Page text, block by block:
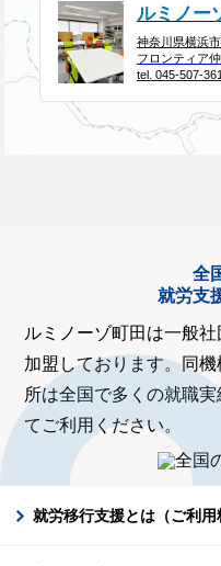
ルミノー
神奈川県横浜
フロンティア
tel. 045-507-
全
就労支
ルミノーゾ町田は一般
加盟しております。同
所は全国で多くの就職
てご利用ください。
就労移行支援とは（ご利用